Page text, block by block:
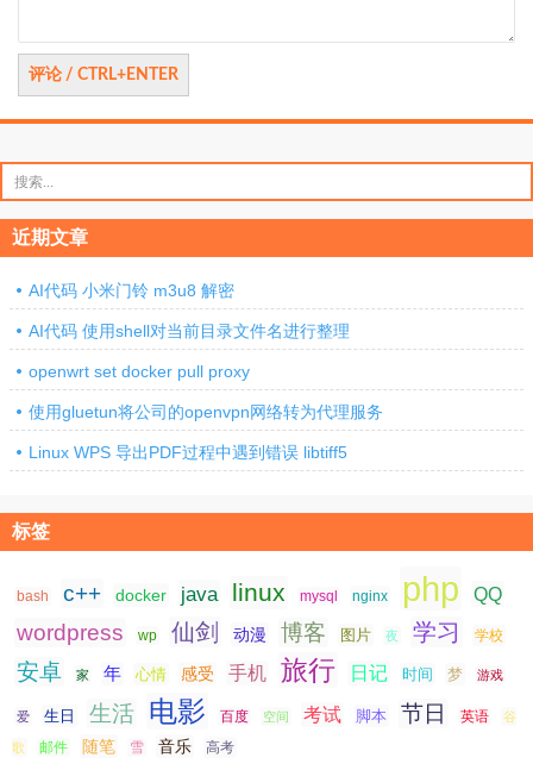
索：
近期文章
AI代码 小米门铃 m3u8 解密
AI代码 使用shell对当前目录文件名进行整理
openwrt set docker pull proxy
使用gluetun将公司的openvpn网络转为代理服务
Linux WPS 导出PDF过程中遇到错误 libtiff5
标签
bash c++ docker java linux mysql nginx php QQ
wordpress wp 仙剑 动漫 博客 图片 夜 学习 学校
安卓 家 年 心情 感受 手机 旅行 日记 时间 梦 游戏
爱 生日 生活 电影 百度 空间 考试 脚本 节日 英语 谷
歌 邮件 随笔 雪 音乐 高考